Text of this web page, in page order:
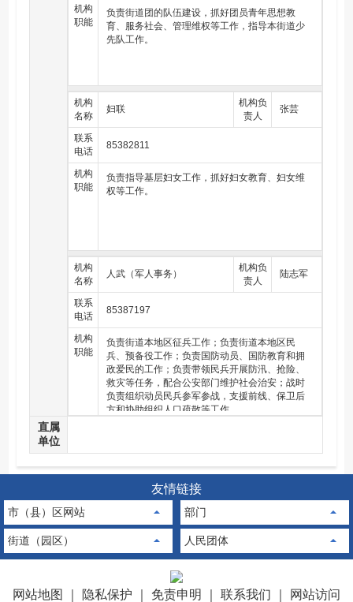
机构
职能
负责街道团的队伍建设，抓好团员青年思想教
育、服务社会、管理维权等工作，指导本街道少
先队工作。
机构
名称
妇联
机构负
责人
张芸
联系
电话
85382811
机构
职能
负责指导基层妇女工作，抓好妇女教育、妇女维
权等工作。
机构
名称
人武（军人事务）
机构负
责人
陆志军
联系
电话
85387197
机构
职能
负责街道本地区征兵工作；负责街道本地区民
兵、预备役工作；负责国防动员、国防教育和拥
政爱民的工作；负责带领民兵开展防汛、抢险、
救灾等任务，配合公安部门维护社会治安；战时
负责组织动员民兵参军参战，支援前线、保卫后
方和协助组织人口疏散等工作。
直属
单位
友情链接
市（县）区网站 部门
街道（园区） 人民团体
网站地图 隐私保护 免责申明 联系我们 网站访问